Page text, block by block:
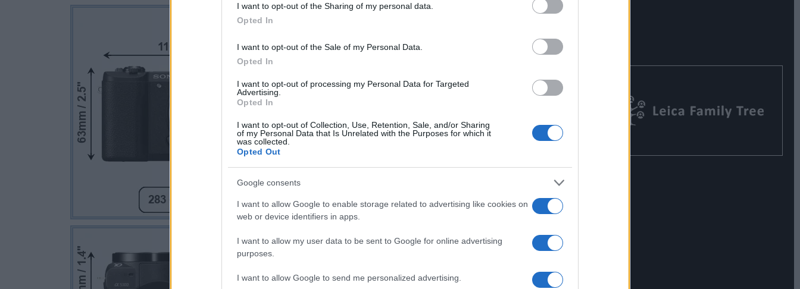
I want to opt-out of the Sharing of my personal data.
Opted In
I want to opt-out of the Sale of my Personal Data.
Opted In
I want to opt-out of processing my Personal Data for Targeted
Advertising.
Opted In
I want to opt-out of Collection, Use, Retention, Sale, and/or Sharing
of my Personal Data that Is Unrelated with the Purposes for which it
was collected.
Opted Out
Google consents
I want to allow Google to enable storage related to advertising like cookies on
web or device identifiers in apps.
I want to allow my user data to be sent to Google for online advertising
purposes.
I want to allow Google to send me personalized advertising.